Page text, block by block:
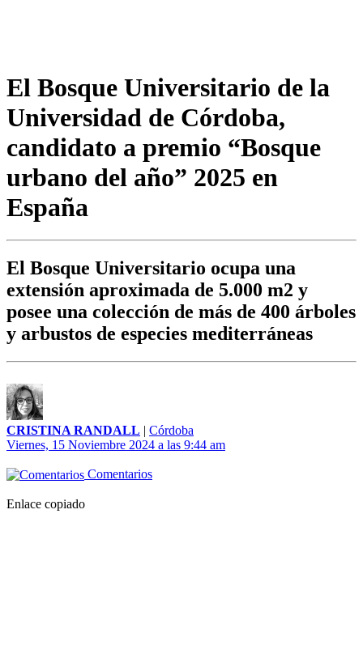
El Bosque Universitario de la
Universidad de Córdoba,
candidato a premio “Bosque
urbano del año” 2025 en
España
El Bosque Universitario ocupa una
extensión aproximada de 5.000 m2 y
posee una colección de más de 400 árboles
y arbustos de especies mediterráneas
CRISTINA RANDALL | Córdoba
Viernes, 15 Noviembre 2024 a las 9:44 am
Comentarios
Enlace copiado